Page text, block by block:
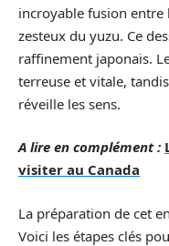
incroyable fusion
zesteux du yuzu. Ce
raffinement japonais.
terreuse et vitale,
réveille les sens.
A lire en complément :
visiter au Canada
La préparation de cet
Voici les étapes clés